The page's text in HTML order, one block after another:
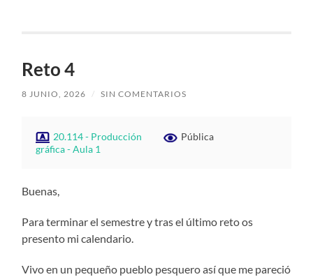
Reto 4
8 JUNIO, 2026 / SIN COMENTARIOS
20.114 - Producción
gráfica - Aula 1
Pública
Buenas,
Para terminar el semestre y tras el último reto os
presento mi calendario.
Vivo en un pequeño pueblo pesquero así que me pareció